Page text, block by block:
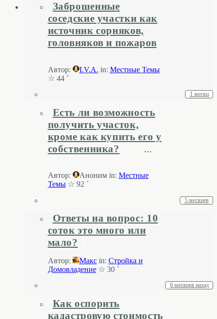
Заброшенные
соседские участки как
источник сорняков,
головняков и пожаров
Автор: I.V.A. in: Местные Темы
☆ 44 ´
1 месяц
Есть ли возможность
получить участок,
кроме как купить его у
собственника?
…
Автор: Аноним in: Местные
Темы☆ 92 ´
5 месяцев
Ответы на вопрос: 10
соток это много или
мало?
Автор: Макс in: Стройка и
Домовладение☆ 30 ´
6 месяцев назад
Как оспорить
кадастровую стоимость